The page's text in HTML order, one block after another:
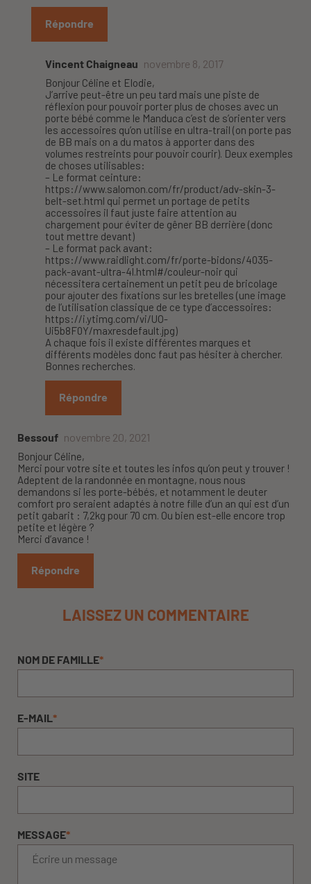
Répondre
Vincent Chaigneau novembre 8, 2017
Bonjour Céline et Elodie,
J’arrive peut-être un peu tard mais une piste de
réflexion pour pouvoir porter plus de choses avec un
porte bébé comme le Manduca c’est de s’orienter vers
les accessoires qu’on utilise en ultra-trail (on porte pas
de BB mais on a du matos à apporter dans des
volumes restreints pour pouvoir courir). Deux exemples
de choses utilisables:
– Le format ceinture:
https://www.salomon.com/fr/product/adv-skin-3-
belt-set.html qui permet un portage de petits
accessoires il faut juste faire attention au
chargement pour éviter de gêner BB derrière (donc
tout mettre devant)
– Le format pack avant:
https://www.raidlight.com/fr/porte-bidons/4035-
pack-avant-ultra-4l.html#/couleur-noir qui
nécessitera certainement un petit peu de bricolage
pour ajouter des fixations sur les bretelles (une image
de l’utilisation classique de ce type d’accessoires:
https://i.ytimg.com/vi/UO-
Ui5b8F0Y/maxresdefault.jpg)
A chaque fois il existe différentes marques et
différents modèles donc faut pas hésiter à chercher.
Bonnes recherches.
Répondre
Bessouf novembre 20, 2021
Bonjour Céline,
Merci pour votre site et toutes les infos qu’on peut y trouver !
Adeptent de la randonnée en montagne, nous nous
demandons si les porte-bébés, et notamment le deuter
comfort pro seraient adaptés à notre fille d’un an qui est d’un
petit gabarit : 7,2kg pour 70 cm. Ou bien est-elle encore trop
petite et légère ?
Merci d’avance !
Répondre
LAISSEZ UN COMMENTAIRE
NOM DE FAMILLE*
E-MAIL*
SITE
MESSAGE*